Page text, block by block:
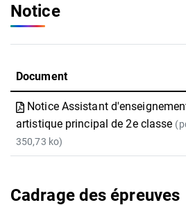
Notice
Document
Notice Assistant
artistique principal de 2e classe
350,73 ko)
Cadrage des épreuves